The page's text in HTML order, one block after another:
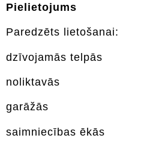
Pielietojums
Paredzēts lietošanai:
dzīvojamās telpās
noliktavās
garāžās
saimniecības ēkās